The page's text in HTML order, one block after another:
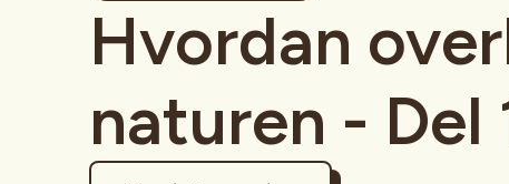
Hvordan
naturen - Del